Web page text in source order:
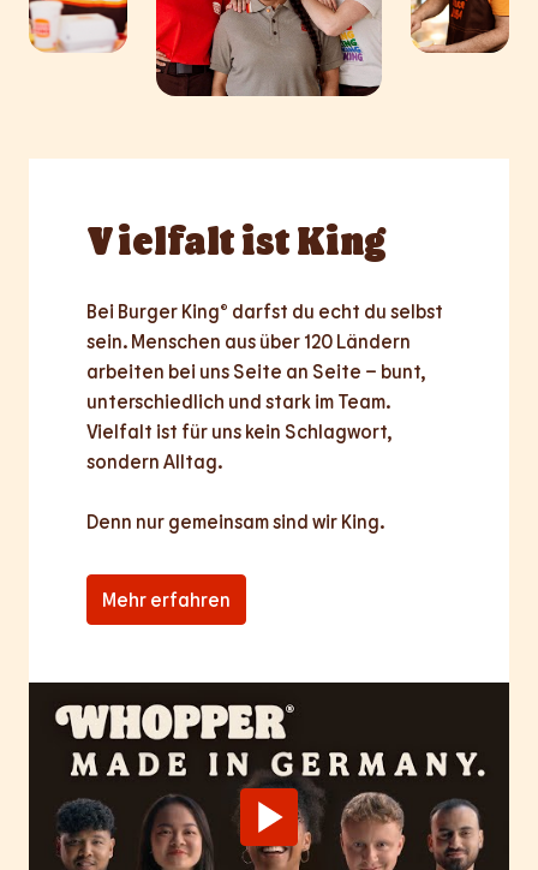
Vielfaltist King
Bei Burger King® darfst du echt du selbst
sein. Menschen aus über 120 Ländern
arbeiten bei uns Seite an Seite – bunt,
unterschiedlich und stark im Team.
Vielfalt ist für uns kein Schlagwort,
sondern Alltag.
Denn nur gemeinsamsind wir King.
Mehr erfahren